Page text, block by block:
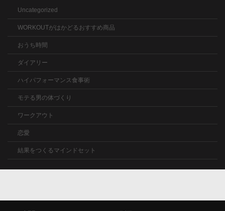
Uncategorized
WORKOUTがはかどるおすすめ商品
おうち時間
ダイアリー
ハイパフォーマンス食事術
モテる男の体づくり
ワークアウト
恋愛
結果をつくるマインドセット